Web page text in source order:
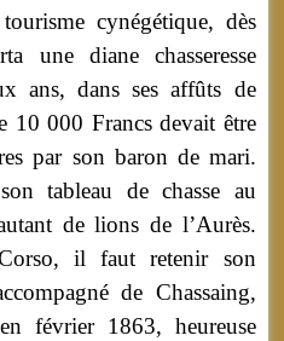
cynégétique, dès
une diane chasseresse
ans, dans ses affûts de
10 000 Francs devait être
par son baron de mari.
tableau de chasse au
de lions de l’Aurès.
il faut retenir son
de Chassaing,
février 1863, heureuse